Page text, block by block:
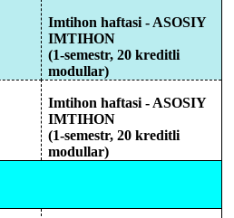
Imtihon haftasi- ASOSIY
IMTIHON
(1-semestr, 20kreditli
modullar)
Imtihon haftasi- ASOSIY
IMTIHON
(1-semestr, 20kreditli
modullar)